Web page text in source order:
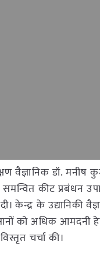
वैज्ञानिक डॉ. मनीष
समन्वित कीट प्रबंधन
केन्द्र के
को अधिक
चर्चा की।